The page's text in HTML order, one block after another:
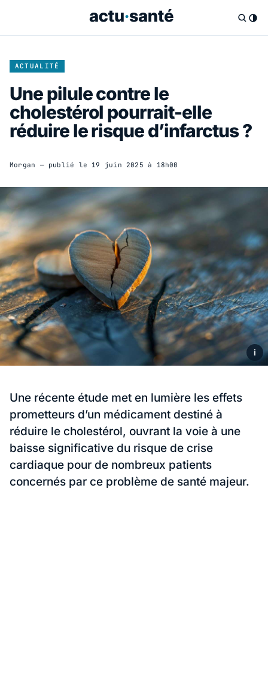
ACTUALITÉ
Une pilule contre le
cholestérol pourrait-elle
réduire le risque d’infarctus ?
Morgan — publié le 19 juin 2025 à 18h00
i
Une récente étude met en lumière les effets
prometteurs d’un médicament destiné à
réduire le cholestérol, ouvrant la voie à une
baisse significative du risque de crise
cardiaque pour de nombreux patients
concernés par ce problème de santé majeur.